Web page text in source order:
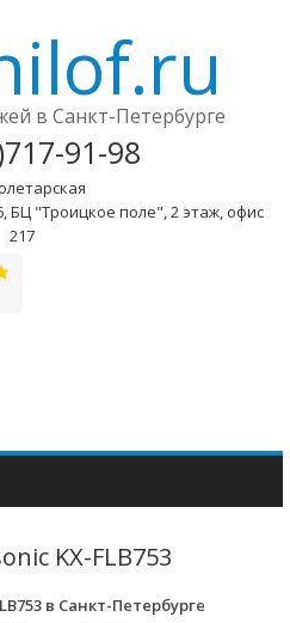
в Санкт-Петербурге
91-98
БЦ "Троицкое поле", 2 этаж, офис
217
KX-FLB753
в Санкт-Петербурге